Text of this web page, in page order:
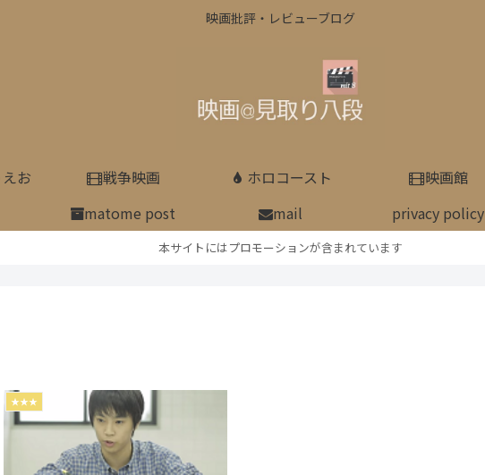
映画批評・レビューブログ
お 戦争映画 ホロコースト 映画館
matome post
mail privacy policy
本サイトにはプロモーションが含まれています
★★★